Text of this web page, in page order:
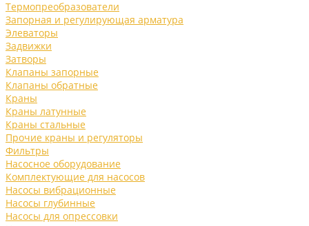
Термопреобразователи
Запорная и регулирующая арматура
Элеваторы
Задвижки
Затворы
Клапаны запорные
Клапаны обратные
Краны
Краны латунные
Краны стальные
Прочие краны и регуляторы
Фильтры
Насосное оборудование
Комплектующие для насосов
Насосы вибрационные
Насосы глубинные
Насосы для опрессовки